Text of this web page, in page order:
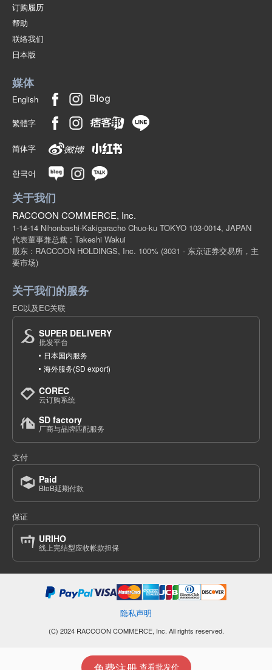
查看批发价
订购履历
帮助
联络我们
日本版
媒体
English
繁體字
简体字
한국어
关于我们
RACCOON COMMERCE, Inc.
1-14-14 Nihonbashi-Kakigaracho Chuo-ku TOKYO 103-0014, JAPAN
代表董事兼总裁 : Takeshi Wakui
股东 : RACCOON HOLDINGS, Inc. 100% (3031 - 东京证券交易所，主
要市场)
关于我们的服务
EC以及EC关联
SUPER DELIVERY
批发平台
日本国内服务
海外服务(SD export)
COREC
云订购系统
SD factory
厂商与品牌匹配服务
支付
Paid
BtoB延期付款
保证
URIHO
线上完结型应收帐款担保
隐私声明
(C) 2024 RACCOON COMMERCE, Inc. All rights reserved.